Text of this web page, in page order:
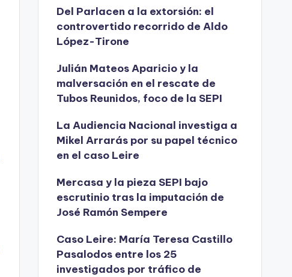
Del Parlacen a la extorsión: el
controvertido recorrido de Aldo
López-Tirone
Julián Mateos Aparicio y la
malversación en el rescate de
Tubos Reunidos, foco de la SEPI
La Audiencia Nacional investiga a
Mikel Arrarás por su papel técnico
en el caso Leire
Mercasa y la pieza SEPI bajo
escrutinio tras la imputación de
José Ramón Sempere
Caso Leire: María Teresa Castillo
Pasalodos entre los 25
investigados por tráfico de